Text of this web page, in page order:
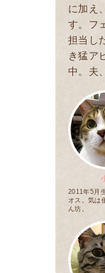
に加え
す。フ
担当し
き猛ア
中。夫
2011年5月
オス。気は
ん坊。